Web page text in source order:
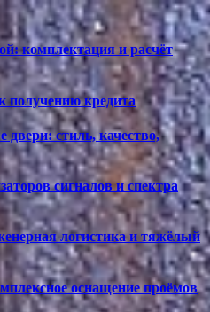
комплектация и расчёт
получению кредита
стиль, качество,
сигналов и спектра
логистика и тяжёлый
оснащение проёмов